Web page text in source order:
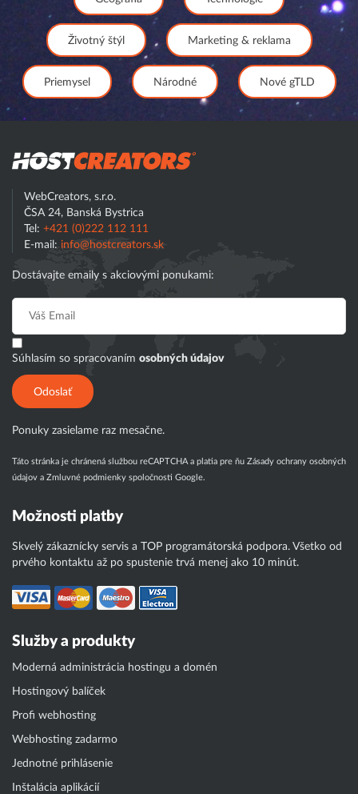
Životný štýl Marketing & reklama
Priemysel Národné Nové gTLD
WebCreators, s.r.o.
ČSA 24, Banská Bystrica
Tel: +421 (0)222 112 111
E-mail: info@hostcreators.sk
Dostávajte emaily s akciovými ponukami:
Súhlasím so spracovaním osobných údajov
Odoslať
Ponuky zasielame raz mesačne.
Táto stránka je chránená službou reCAPTCHA a platia pre ňu Zásady ochrany osobných
údajov a Zmluvné podmienky spoločnosti Google.
Možnosti platby
Skvelý zákaznícky servis a TOP programátorská podpora. Všetko od
prvého kontaktu až po spustenie trvá menej ako 10 minút.
Služby a produkty
Moderná administrácia hostingu a domén
Hostingový balíček
Profi webhosting
Webhosting zadarmo
Jednotné prihlásenie
Inštalácia aplikácií